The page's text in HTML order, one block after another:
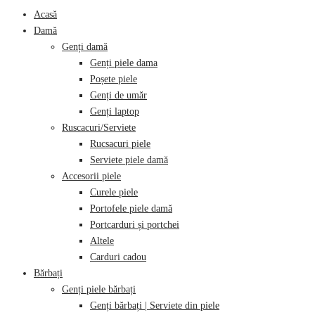
Acasă
Damă
Genți damă
Genți piele dama
Poșete piele
Genți de umăr
Genți laptop
Ruscacuri/Serviete
Rucsacuri piele
Serviete piele damă
Accesorii piele
Curele piele
Portofele piele damă
Portcarduri și portchei
Altele
Carduri cadou
Bărbați
Genți piele bărbați
Genți bărbați | Serviete din piele